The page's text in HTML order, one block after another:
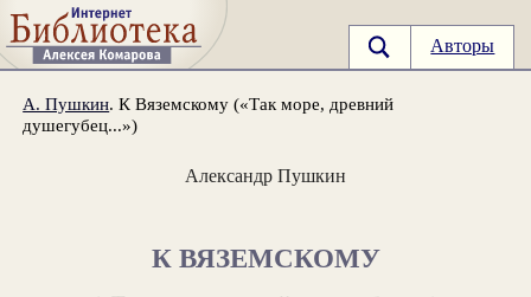
Авторы
А. Пушкин. К Вяземскому («Так море, древний
душегубец...»)
Александр Пушкин
К ВЯЗЕМСКОМУ